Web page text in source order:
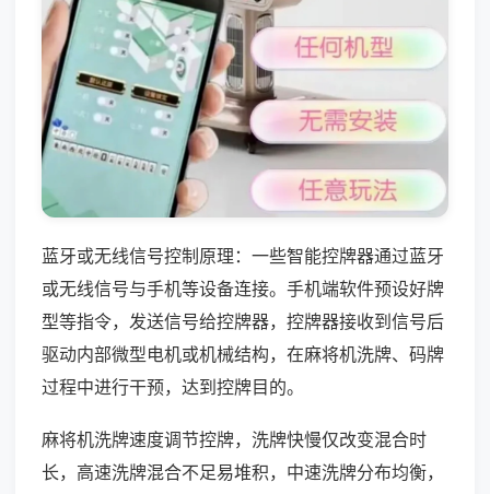
蓝牙或无线信号控制原理：一些智能控牌器通过蓝牙
或无线信号与手机等设备连接。手机端软件预设好牌
型等指令，发送信号给控牌器，控牌器接收到信号后
驱动内部微型电机或机械结构，在麻将机洗牌、码牌
过程中进行干预，达到控牌目的。
麻将机洗牌速度调节控牌，洗牌快慢仅改变混合时
长，高速洗牌混合不足易堆积，中速洗牌分布均衡，